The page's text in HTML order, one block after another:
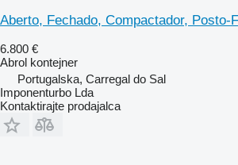
Aberto, Fechado, Compactador, Posto-
6.800 €
Abrol kontejner
Portugalska, Carregal do Sal
Imponenturbo Lda
Kontaktirajte prodajalca